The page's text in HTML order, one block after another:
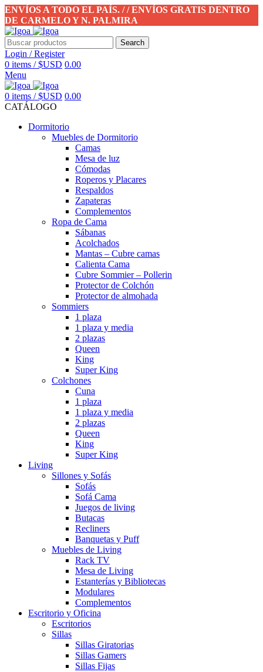
ENVÍOS A TODO EL PAÍS. / / ENVÍOS GRATIS DENTRO
DE CARMELO Y N. PALMIRA
Search
Login / Register
0 items / $USD 0.00
Menu
0 items / $USD 0.00
CATÁLOGO
Dormitorio
Muebles de Dormitorio
Camas
Mesa de luz
Cómodas
Roperos y Placares
Respaldos
Zapateras
Complementos
Ropa de Cama
Sábanas
Acolchados
Mantas – Cubre camas
Calienta Cama
Cubre Sommier – Pollerin
Protector de Colchón
Protector de almohada
Sommiers
1 plaza
1 plaza y media
2 plazas
Queen
King
Super King
Colchones
Cuna
1 plaza
1 plaza y media
2 plazas
Queen
King
Super King
Living
Sillones y Sofás
Sofás
Sofá Cama
Juegos de living
Butacas
Recliners
Banquetas y Puff
Muebles de Living
Rack TV
Mesa de Living
Estanterías y Bibliotecas
Modulares
Complementos
Escritorio y Oficina
Escritorios
Sillas
Sillas Giratorias
Sillas Gamers
Sillas Fijas